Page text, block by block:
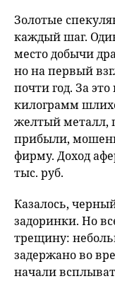
Золотые
каждый шаг.
место добычи
но на первый
почти год. За
килограмм
желтый металл,
прибыли,
фирму. Доход
тыс. руб.
Казалось,
задоринки. Но
трещину:
задержано во
начали